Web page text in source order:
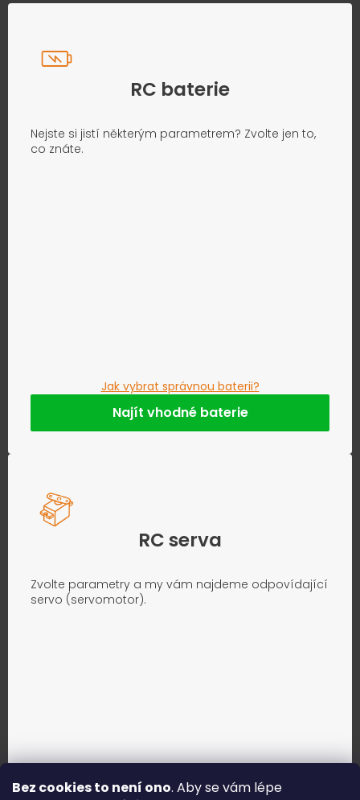
Bez cookies to není ono. Aby se vám lépe
RC baterie
Nejste si jistí některým parametrem? Zvolte jen to,
co znáte.
Jak vybrat správnou baterii?
Najít vhodné baterie
RC serva
Zvolte parametry a my vám najdeme odpovídající
servo (servomotor).